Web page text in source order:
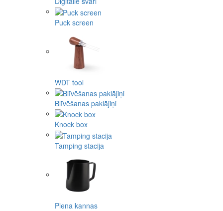
Puck screen
WDT tool
Blīvēšanas paklājiņi
Knock box
Tamping stacija
Piena kannas